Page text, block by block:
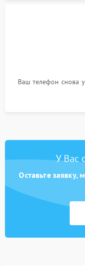
Ваш телефон снова
У Вас
Оставьте